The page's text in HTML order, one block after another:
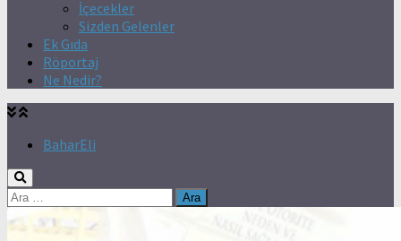
İçecekler
Sizden Gelenler
Ek Gıda
Röportaj
Ne Nedir?
BaharEli
Arama: